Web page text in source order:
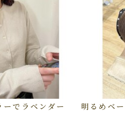
でラベンダー 明るめベ